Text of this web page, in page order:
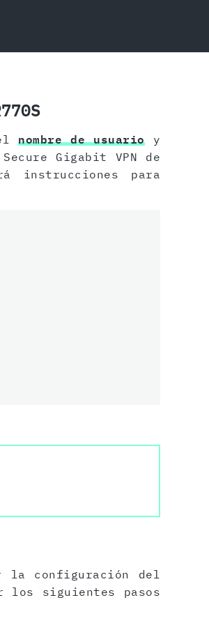
elnombre de usuarioy
Gigabit VPN de
instrucciones para
la configuración del
los siguientes pasos